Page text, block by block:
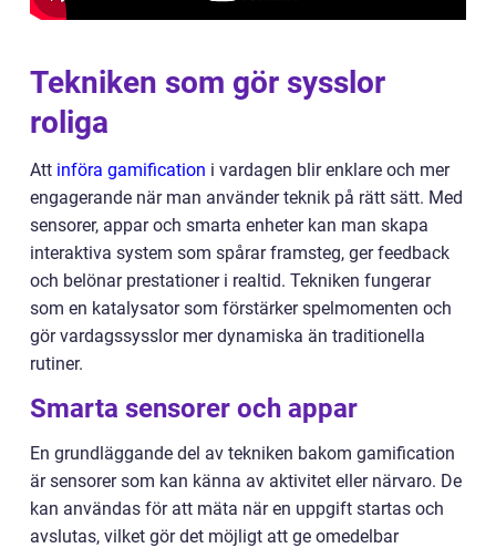
Tekniken som gör sysslor
roliga
Att införa gamification i vardagen blir enklare och mer
engagerande när man använder teknik på rätt sätt. Med
sensorer, appar och smarta enheter kan man skapa
interaktiva system som spårar framsteg, ger feedback
och belönar prestationer i realtid. Tekniken fungerar
som en katalysator som förstärker spelmomenten och
gör vardagssysslor mer dynamiska än traditionella
rutiner.
Smarta sensorer och appar
En grundläggande del av tekniken bakom gamification
är sensorer som kan känna av aktivitet eller närvaro. De
kan användas för att mäta när en uppgift startas och
avslutas, vilket gör det möjligt att ge omedelbar